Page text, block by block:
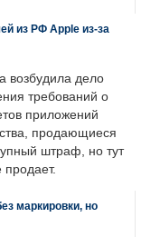
из РФ Apple из-за
возбудила дело
требований о
приложений
продающиеся
штраф, но тут
продает.
маркировки, но